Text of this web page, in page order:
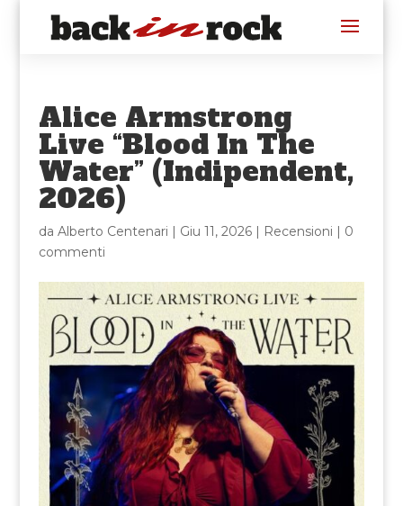
Alice Armstrong
Live “Blood In The
Water” (Indipendent,
2026)
da Alberto Centenari | Giu 11, 2026| Recensioni | 0
commenti